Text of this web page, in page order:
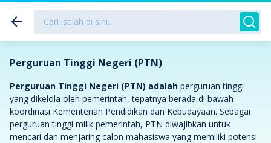
Perguruan Tinggi Negeri (PTN)
Perguruan Tinggi Negeri (PTN) adalah perguruan tinggi
yang dikelola oleh pemerintah, tepatnya berada di bawah
koordinasi Kementerian Pendidikan dan Kebudayaan. Sebagai
perguruan tinggi milik pemerintah, PTN diwajibkan untuk
mencari dan menjaring calon mahasiswa yang memiliki potensi